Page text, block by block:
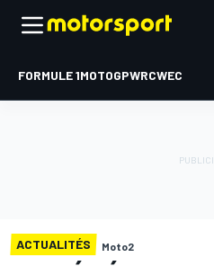
FORMULE 1MOTOGPWRCWEC
ACTUALITÉS Moto2